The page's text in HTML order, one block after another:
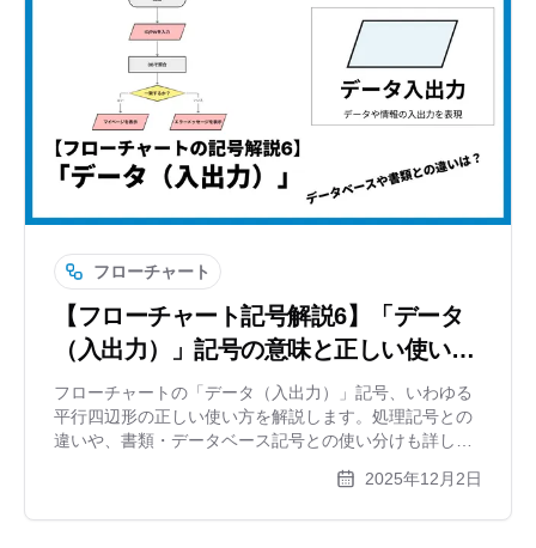
フローチャート
【フローチャート記号解説6】「データ
（入出力）」記号の意味と正しい使い方
｜平行四辺形はいつ使う？
フローチャートの「データ（入出力）」記号、いわゆる
平行四辺形の正しい使い方を解説します。処理記号との
違いや、書類・データベース記号との使い分けも詳しく
2025年12月2日